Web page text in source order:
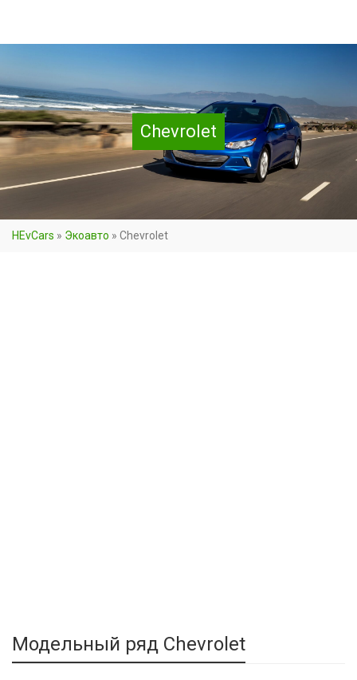
Chevrolet
HEvCars » Экоавто » Chevrolet
Модельный ряд Chevrolet